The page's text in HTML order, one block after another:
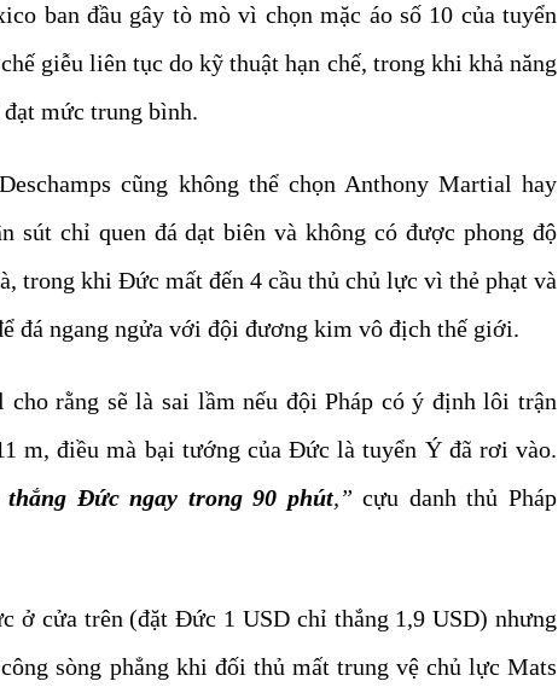
ban đầu gây tò mò vì chọn mặc áo số 10 của tuyển
giễu liên tục do kỹ thuật hạn chế, trong khi khả năng
mức trung bình.
cũng không thể chọn Anthony Martial hay
sút chỉ quen đá dạt biên và không có được phong độ
trong khi Đức mất đến 4 cầu thủ chủ lực vì thẻ phạt và
đá ngang ngửa với đội đương kim vô địch thế giới.
cho rằng sẽ là sai lầm nếu đội Pháp có ý định lôi trận
m, điều mà bại tướng của Đức là tuyển Ý đã rơi vào.
thắng Đức ngay trong 90 phút,” cựu danh thủ Pháp
ở cửa trên (đặt Đức 1 USD chỉ thắng 1,9 USD) nhưng
sòng phẳng khi đối thủ mất trung vệ chủ lực Mats